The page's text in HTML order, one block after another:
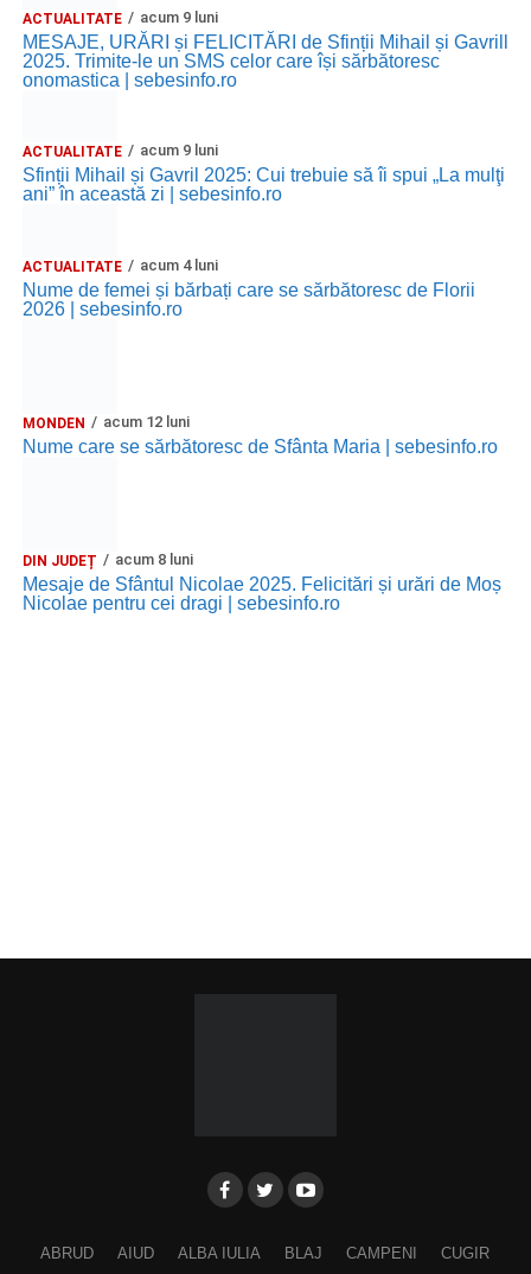
ACTUALITATE acum 9 luni
MESAJE, URĂRI și FELICITĂRI de Sfinții Mihail și Gavrill
2025. Trimite-le un SMS celor care își sărbătoresc
onomastica | sebesinfo.ro
ACTUALITATE acum 9 luni
Sfinții Mihail și Gavril 2025: Cui trebuie să îi spui „La mulţi
ani” în această zi | sebesinfo.ro
ACTUALITATE acum 4 luni
Nume de femei și bărbați care se sărbătoresc de Florii
2026 | sebesinfo.ro
MONDEN acum 12 luni
Nume care se sărbătoresc de Sfânta Maria | sebesinfo.ro
DIN JUDEȚ acum 8 luni
Mesaje de Sfântul Nicolae 2025. Felicitări și urări de Moș
Nicolae pentru cei dragi | sebesinfo.ro
ABRUD AIUD ALBA IULIA BLAJ CAMPENI CUGIR